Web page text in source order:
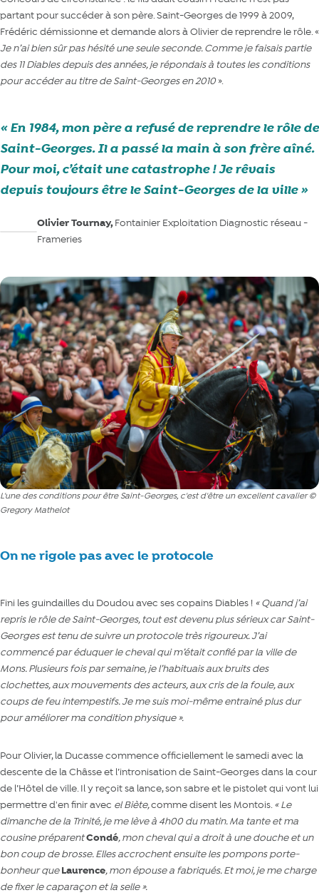
partant pour succéder à son père. Saint-Georges de 1999 à 2009,
Frédéric démissionne et demande alors à Olivier de reprendre le rôle. «
Je n’ai bien sûr pas hésité une seule seconde. Comme je faisais partie
des 11 Diables depuis des années, je répondais à toutes les conditions
pour accéder au titre de Saint-Georges en 2010».
En 1984, mon père a refusé de reprendre le rôle de
Saint-Georges. Il a passé la main à son frère aîné.
Pour moi, c’était une catastrophe ! Je rêvais
depuis toujours être le Saint-Georges de la ville
Olivier Tournay,Fontainier Exploitation Diagnostic réseau -
Frameries
L'une des conditions pour être Saint-Georges, c'est d'être un excellent cavalier ©
Gregory Mathelot
On ne rigole pas avec le protocole
Fini les guindailles du Doudou avec ses copains Diables ! « Quand j’ai
repris le rôle de Saint-Georges, tout est devenu plus sérieux car Saint-
Georges est tenu de suivre un protocole très rigoureux. J’ai
commencé par éduquer le cheval qui m’était confié par la ville de
Mons. Plusieurs fois par semaine, je l’habituais aux bruits des
clochettes, aux mouvements des acteurs, aux cris de la foule, aux
coups de feu intempestifs. Je me suis moi-même entrainé plus dur
pour améliorer ma condition physique ».
Pour Olivier, la Ducasse commence officiellement le samedi avec la
descente de la Châsse et l’intronisation de Saint-Georges dans la cour
de l’Hôtel de ville. Il y reçoit sa lance, son sabre et le pistolet qui vont lui
permettre d'en finir avec el Biète,comme disent les Montois.« Le
dimanche de la Trinité, je me lève à 4h00 du matin. Ma tante et ma
cousine préparentCondé, mon cheval qui a droit à une douche et un
bon coup de brosse. Elles accrochent ensuite les pompons porte-
bonheur queLaurence, mon épouse a fabriqués. Et moi, je me charge
de fixer le caparaçon et la selle ».